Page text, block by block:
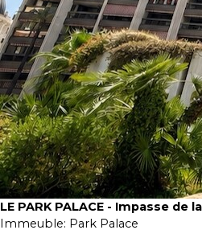
LE PARK PALACE - Impasse de
Immeuble: Park Palace